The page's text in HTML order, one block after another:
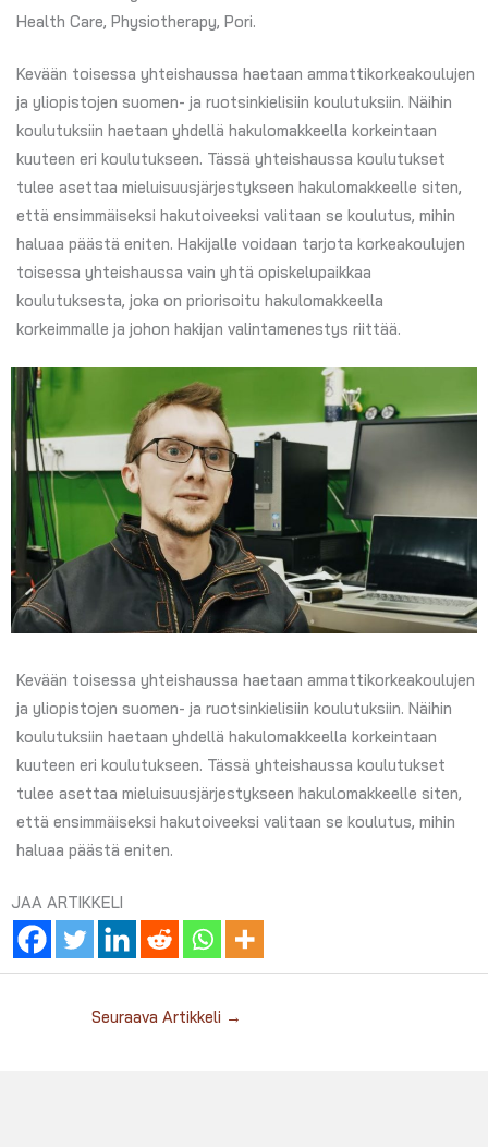
Health Care, Physiotherapy, Pori.
Kevään toisessa yhteishaussa haetaan ammattikorkeakoulujen
ja yliopistojen suomen- ja ruotsinkielisiin koulutuksiin. Näihin
koulutuksiin haetaan yhdellä hakulomakkeella korkeintaan
kuuteen eri koulutukseen. Tässä yhteishaussa koulutukset
tulee asettaa mieluisuusjärjestykseen hakulomakkeelle siten,
että ensimmäiseksi hakutoiveeksi valitaan se koulutus, mihin
haluaa päästä eniten. Hakijalle voidaan tarjota korkeakoulujen
toisessa yhteishaussa vain yhtä opiskelupaikkaa
koulutuksesta, joka on priorisoitu hakulomakkeella
korkeimmalle ja johon hakijan valintamenestys riittää.
Kevään toisessa yhteishaussa haetaan ammattikorkeakoulujen
ja yliopistojen suomen- ja ruotsinkielisiin koulutuksiin. Näihin
koulutuksiin haetaan yhdellä hakulomakkeella korkeintaan
kuuteen eri koulutukseen. Tässä yhteishaussa koulutukset
tulee asettaa mieluisuusjärjestykseen hakulomakkeelle siten,
että ensimmäiseksi hakutoiveeksi valitaan se koulutus, mihin
haluaa päästä eniten.
JAA ARTIKKELI
Seuraava Artikkeli →